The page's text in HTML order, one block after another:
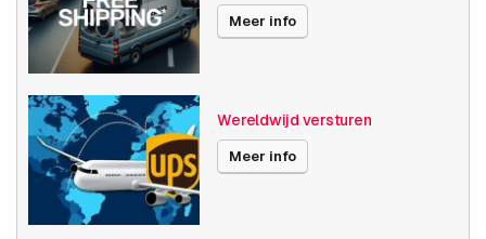
Audio
SD opslag
Power over Ethernet 15W
Maximale Beeldhoek 130°+
Videocompressie
Meer info
Wereldwijd versturen
Meer info